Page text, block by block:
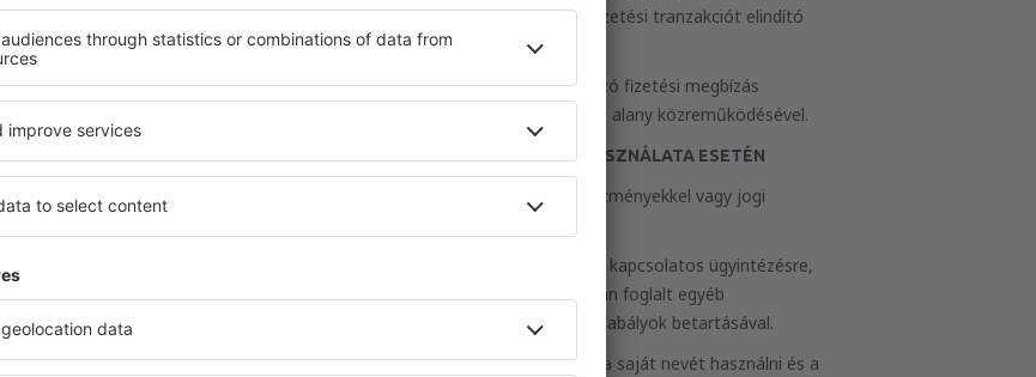
megegyezésével meghatározott folyamat, amelyet a Felhasználó a fizetési tranzakciót elindító
megbízás megadására használ.
Fizetőkártya: fizetőeszköz, amely lehetővé teszi a kifizetésre vonatkozó fizetési megbízás
megadását, az átutalás vagy kifizetés elindítását, az erre feljogosított alany közreműködésével.
§ 3. A FELHASZNÁLÓ FELELŐSSÉGE A HELYFOGLALÁSI RENDSZER HASZNÁLATA ESETÉN
A Felhasználó kijelenti, hogy teljes mértékben jogosult a jogi következményekkel vagy jogi
A Felhasználó vállalja, hogy a Helyfoglalási Rendszert a helyfoglalással kapcsolatos ügyintézésre,
repülőjegy vásárlására, helyfoglalás megrendelésére és a Szabályzatban foglalt egyéb
szolgáltatások igénybevételére használja, kizárólag a vonatkozó jogszabályok betartásával.
A Felhasználó a helyfoglalással kapcsolatos ügyintézés során köteles a saját nevét használni és a